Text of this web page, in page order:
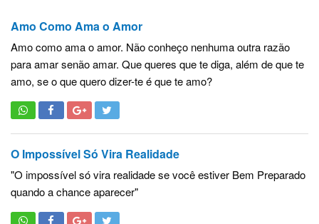
Amo Como Ama o Amor
Amo como ama o amor. Não conheço nenhuma outra razão
para amar senão amar. Que queres que te diga, além de que te
amo, se o que quero dizer-te é que te amo?
O Impossível Só Vira Realidade
"O impossível só vira realidade se você estiver Bem Preparado
quando a chance aparecer"